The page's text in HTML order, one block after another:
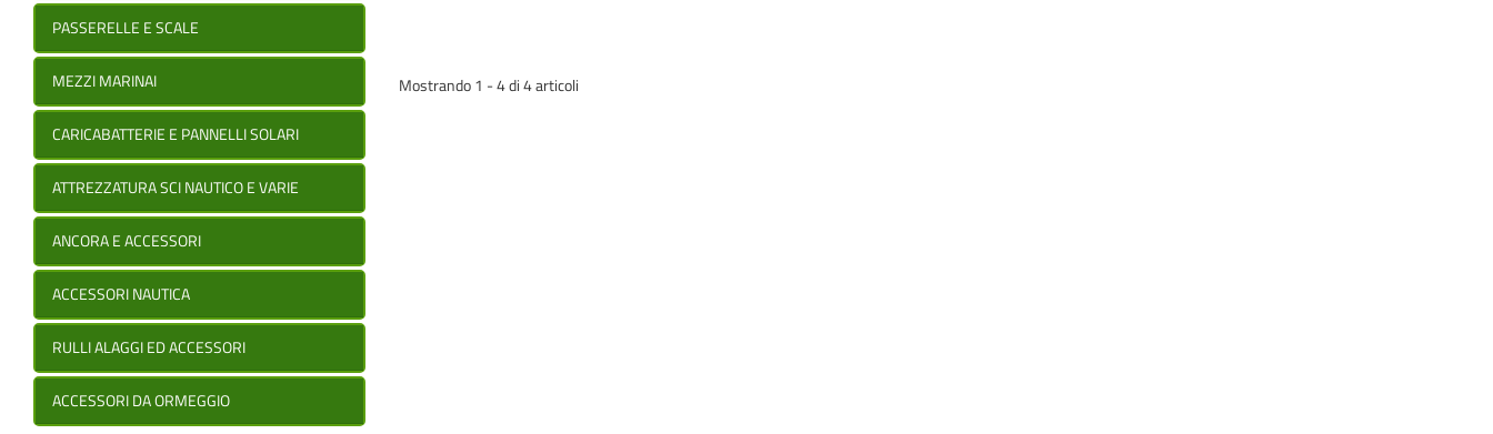
PASSERELLE E SCALE
MEZZI MARINAI
CARICABATTERIE E PANNELLI SOLARI
ATTREZZATURA SCI NAUTICO E VARIE
ANCORA E ACCESSORI
ACCESSORI NAUTICA
RULLI ALAGGI ED ACCESSORI
ACCESSORI DA ORMEGGIO
Mostrando 1 - 4 di 4 articoli